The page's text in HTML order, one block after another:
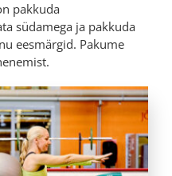
pakkuda
südamega ja pakkuda
eesmärgid. Pakume